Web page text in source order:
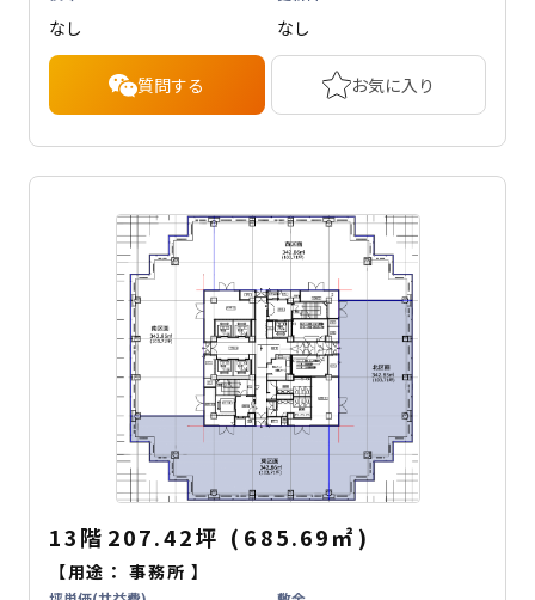
なし なし
質問する お気に入り
13階 207.42坪 ( 685.69㎡ )
【用途：事務所 】